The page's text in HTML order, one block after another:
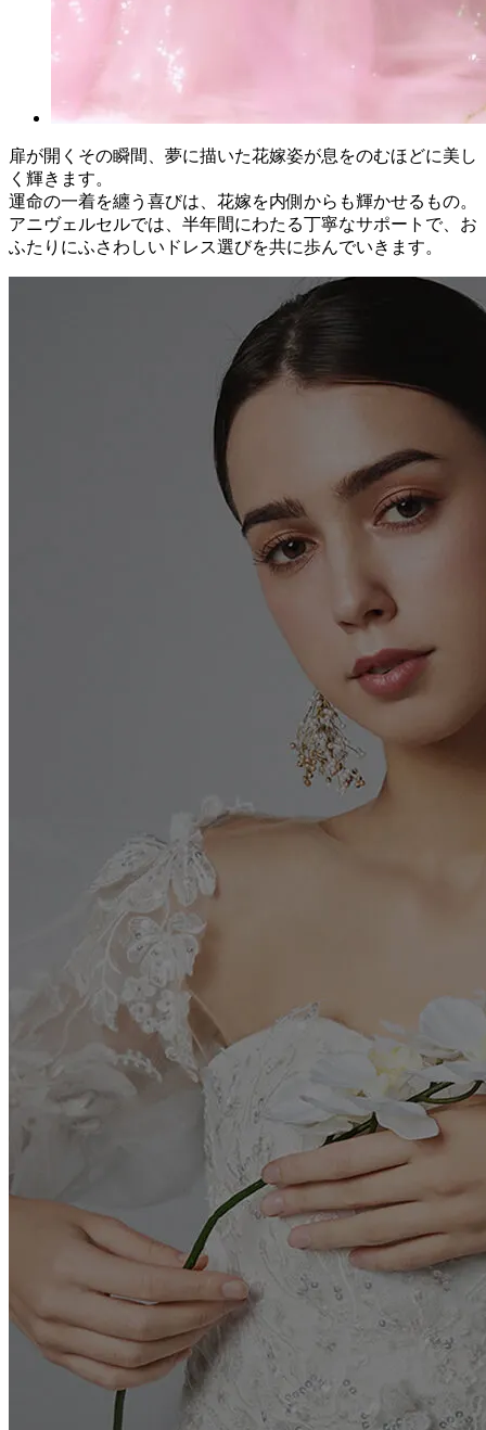
扉が開くその瞬間、夢に描いた花嫁姿が息をのむほどに美し
く輝きます。
運命の一着を纏う喜びは、花嫁を内側からも輝かせるもの。
アニヴェルセルでは、半年間にわたる丁寧なサポートで、お
ふたりにふさわしいドレス選びを共に歩んでいきます。